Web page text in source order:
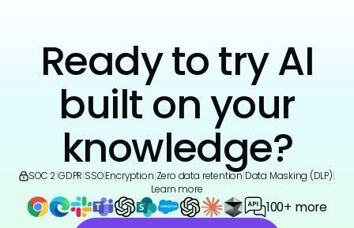
Ready to try AI
built on your
knowledge?
SOC 2 GDPR SSO|Encryption Zero data retention Data Masking (DLP)
Learn more
100+ more